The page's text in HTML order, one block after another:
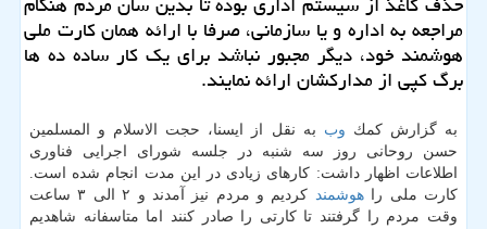
مراجعه به اداره و یا سازمانی، صرفا با ارائه همان كارت ملی
هوشمند خود، دیگر مجبور نباشد برای یك كار ساده ده ها
برگ كپی از مداركشان ارائه نمایند.
به گزارش كمك وب به نقل از ایسنا، حجت الاسلام و المسلمین
حسن روحانی روز سه شنبه در جلسه شورای اجرایی فناوری
اطلاعات اظهار داشت: كارهای زیادی در این مدت انجام شده است.
كارت ملی راهوشمند
كردیم و مردم نیز آمدند و ۲ الی ۳ ساعت
وقت مردم را گرفتند تا كارتی را صادر كنند اما متاسفانه شاهدیم